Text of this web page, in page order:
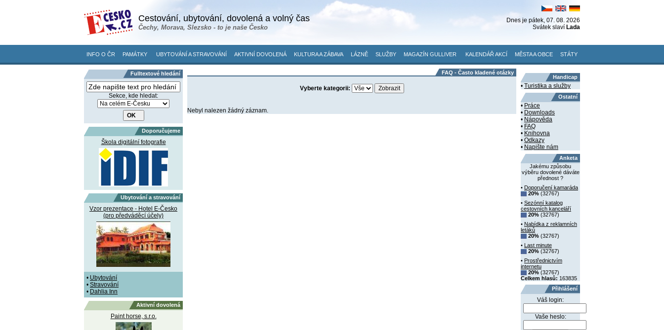
Cestování, ubytování, dovolená a volný čas
Čechy, Morava, Slezsko - to je naše Česko
Dnes je pátek, 07. 08. 2026
Svátek slaví Lada
INFO O ČR PAMÁTKY UBYTOVÁNÍ A STRAVOVÁNÍ AKTIVNÍ DOVOLENÁ KULTURA A ZÁBAVA LÁZNĚ SLUŽBY MAGAZÍN GULLIVER KALENDÁŘ AKCÍ MĚSTA A OBCE STÁTY
Fulltextové hledání
Sekce, kde hledat:
Doporučujeme
Škola digitální fotografie
Ubytování a stravování
Vzor prezentace - Hotel E-Česko
(pro předváděcí účely)
• Ubytování
• Stravování
• Dahlia Inn
Aktivní dovolená
Paint horse, s.r.o.
FAQ - Často kladené otázky
Vyberte kategorii:
Nebyl nalezen žádný záznam.
Handicap
• Turistika a služby
Ostatní
• Práce
• Downloads
• Nápověda
• FAQ
• Knihovna
• Odkazy
• Napište nám
Anketa
Jakému způsobu
výběru dovolené dáváte
přednost ?
• Doporučení kamaráda
20% (32767)
• Sezónní katalog
cestovních kanceláří
20% (32767)
• Nabídka z reklamních
letáků
20% (32767)
•
Last minute
20% (32767)
• Prostřednictvím
internetu
20% (32767)
Celkem hlasů: 163835
Přihlášení
Váš login:
Vaše heslo: